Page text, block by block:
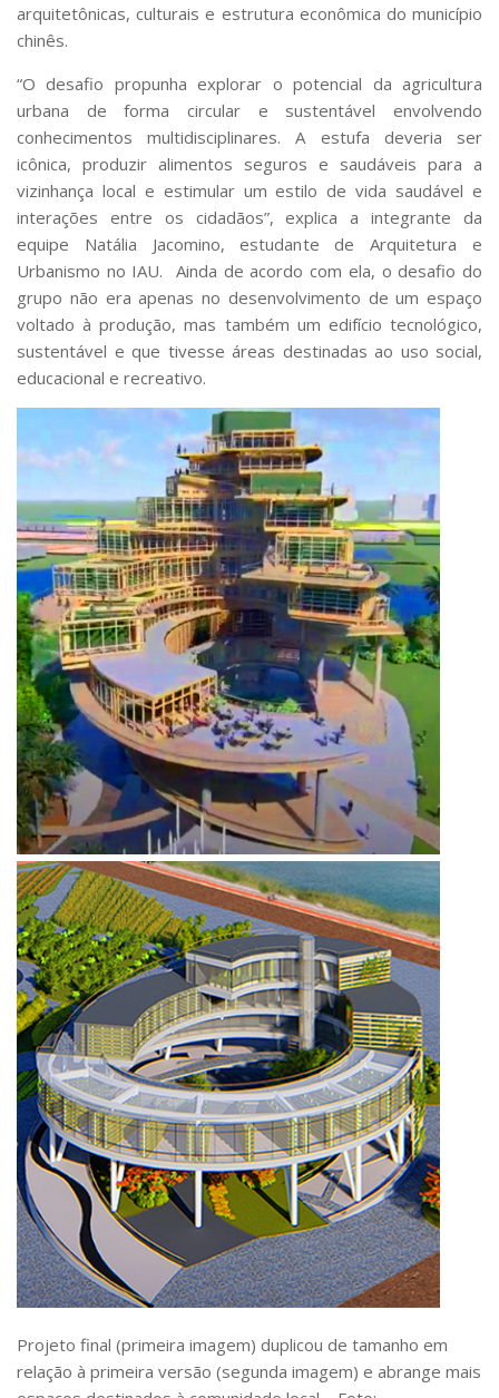
arquitetônicas, culturais e estrutura econômica do município
chinês.
“O desafio propunha explorar o potencial da agricultura
urbana de forma circular e sustentável envolvendo
conhecimentos multidisciplinares. A estufa deveria ser
icônica, produzir alimentos seguros e saudáveis para a
vizinhança local e estimular um estilo de vida saudável e
interações entre os cidadãos”, explica a integrante da
equipe Natália Jacomino, estudante de Arquitetura e
Urbanismo no IAU. Ainda de acordo com ela, o desafio do
grupo não era apenas no desenvolvimento de um espaço
voltado à produção, mas também um edifício tecnológico,
sustentável e que tivesse áreas destinadas ao uso social,
educacional e recreativo.
Projeto final (primeira imagem) duplicou de tamanho em
relação à primeira versão (segunda imagem) e abrange mais